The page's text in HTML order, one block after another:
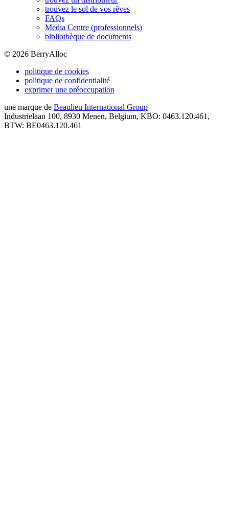
trouvez le sol de vos rêves
FAQs
Media Centre (professionnels)
bibliothèque de documents
© 2026 BerryAlloc
politique de cookies
politique de confidentialité
exprimer une préoccupation
une marque de Beaulieu International Group
Industrielaan 100, 8930 Menen, Belgium, KBO: 0463.120.461,
BTW: BE0463.120.461